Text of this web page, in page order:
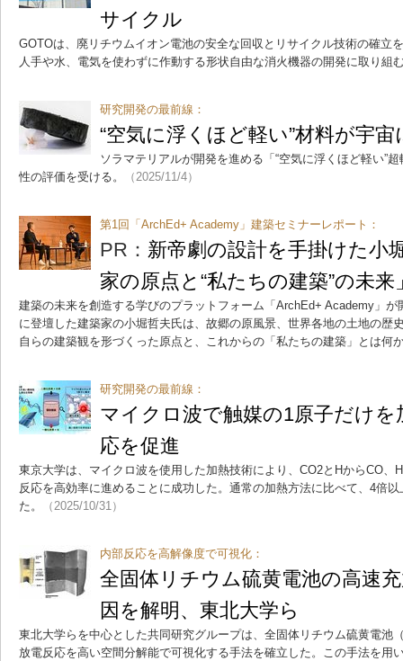
サイクル
GOTOは、廃リチウムイオン電池の安全な回収とリサイクル技術の確立
人手や水、電気を使わずに作動する形状自由な消火機器の開発に取り組
研究開発の最前線：
“空気に浮くほど軽い”材料が宇宙
ソラマテリアルが開発を進める「“空気に浮くほど軽い”
性の評価を受ける。
（2025/11/4）
第1回「ArchEd+ Academy」建築セミナーレポート：
PR： 新帝劇の設計を手掛けた小
家の原点と“私たちの建築”の未来
建築の未来を創造する学びのプラットフォーム「ArchEd+ Academy」
に登壇した建築家の小堀哲夫氏は、故郷の原風景、世界各地の土地の歴
自らの建築観を形づくった原点と、これからの「私たちの建築」とは何
研究開発の最前線：
マイクロ波で触媒の1原子だけを
応を促進
東京大学は、マイクロ波を使用した加熱技術により、CO2とHからCO、
反応を高効率に進めることに成功した。通常の加熱方法に比べて、4倍
た。
（2025/10/31）
内部反応を高解像度で可視化：
全固体リチウム硫黄電池の高速
因を解明、東北大学ら
東北大学らを中心とした共同研究グループは、全固体リチウム硫黄電池
放電反応を高い空間分解能で可視化する手法を確立した。この手法を用